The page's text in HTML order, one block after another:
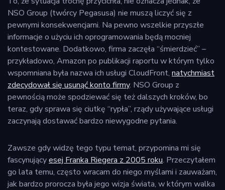
NSO Group (twórcy Pegasusa) nie muszą liczyć się z
pewnymi konsekwencjami. Na pewno wszelkie przyszłe
informacje o użyciu ich oprogramowania będą mocniej
kontestowane. Dodatkowo, firma zaczęła “śmierdzieć” –
przykładowo, Amazon po publikacji raportu w którym tylko
wspomniana była nazwa ich usługi CloudFront, natychmiast
zdecydował się usunąć konto firmy. NSO Group z
pewnością może spodziewać się też dalszych kroków, bo
teraz, gdy sprawa się ciutkę “rypła”, rządy używające usługi
zaczynają dostawać bardzo niewygodne pytania.
Zawsze gdy widzę tego typu temat, przypomina mi się
fascynującyesej Franka Riegera z 2005 roku. Przeczytałem
go lata temu, często wracam do niego myślami i zauważam,
jak bardzo prorocza była jego wizja świata, w którym walka